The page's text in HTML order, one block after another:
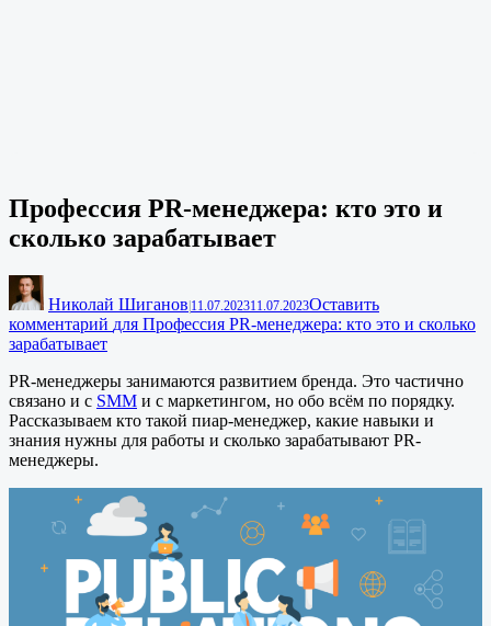
Профессия PR-менеджера: кто это и
сколько зарабатывает
Николай Шиганов 11.07.202311.07.2023Оставить
комментарий для Профессия PR-менеджера: кто это и сколько
зарабатывает
PR-менеджеры занимаются развитием бренда. Это частично
связано и с SMM и с маркетингом, но обо всём по порядку.
Рассказываем кто такой пиар-менеджер, какие навыки и
знания нужны для работы и сколько зарабатывают PR-
менеджеры.